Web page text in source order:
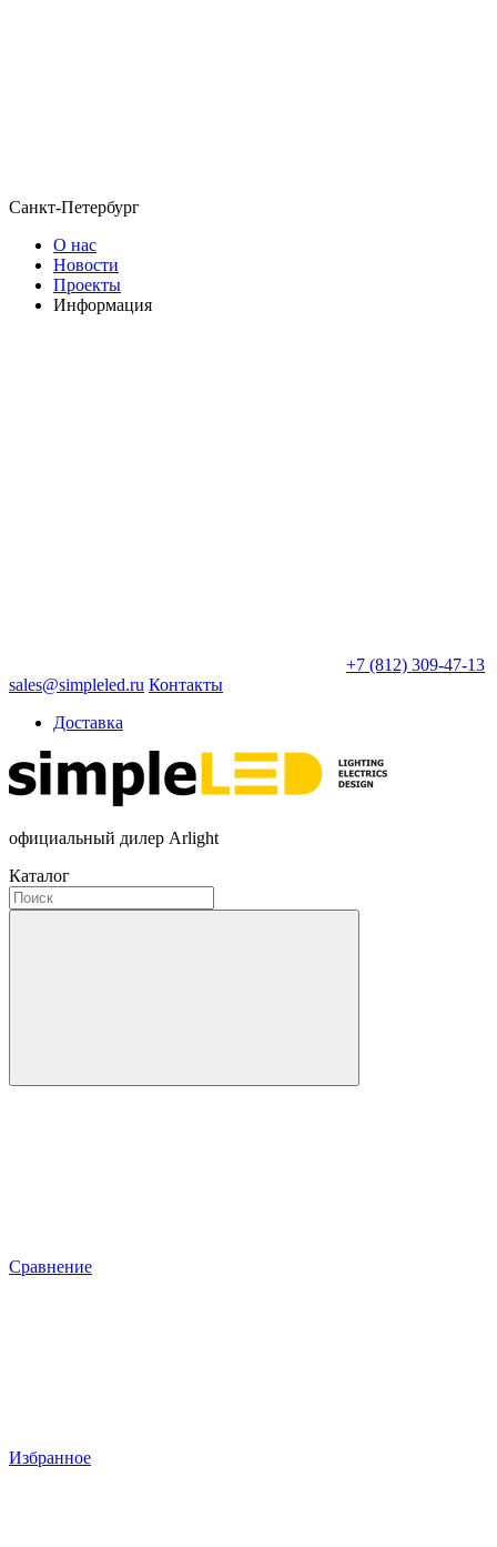
Санкт-Петербург
О нас
Новости
Проекты
Информация
+7 (812) 309-47-13
sales@simpleled.ru Контакты
Доставка
официальный дилер Arlight
Каталог
Сравнение
Избранное